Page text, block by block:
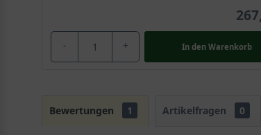
- + In den Warenkorb
Bewertungen 1 Artikelfragen 0